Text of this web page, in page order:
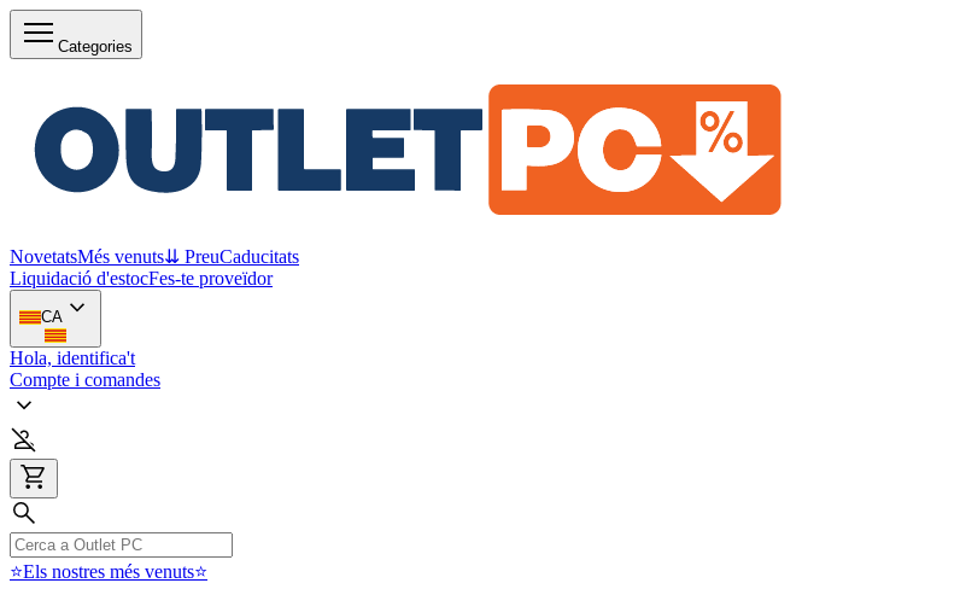
Categories
NovetatsMés venuts⇊ PreuCaducitats
Liquidació d'estocFes-te proveïdor
CA
Hola, identifica't
Compte i comandes
⭐Els nostres més venuts⭐